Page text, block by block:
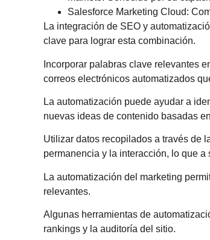
Salesforce Marketing Cloud:
La integración de SEO y
clave para lograr esta combinación.
Incorporar palabras clave relevantes
correos electrónicos automatizados
La automatización puede ayudar a
nuevas ideas de contenido basadas
Utilizar datos recopilados a través de
permanencia y la interacción, lo que a
La automatización del marketing
relevantes.
Algunas herramientas de
rankings y la auditoría del sitio.